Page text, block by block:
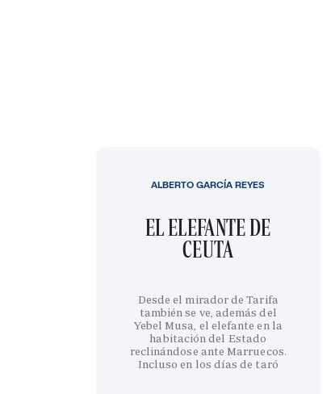
EL ELEFANTE DE
CEUTA
Desde el mirador de Tarifa
también se ve, además del
Yebel Musa, el elefante en la
habitación del Estado
reclinándose ante Marruecos.
Incluso en los días de taró
ALBERTO GARCÍA REYES